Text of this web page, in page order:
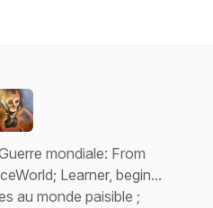
mondiale: From
Learner, begin...
au monde paisible ;